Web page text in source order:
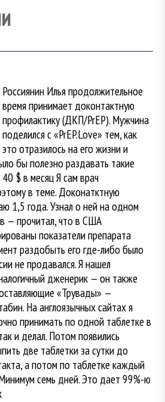
Россиянин Илья продолжительное
время принимает доконтактную
профилактику (ДКП/PrEP). Мужчина
поделился с «PrEP.Love» тем, как
это отразилось на его жизни и
бы полезно раздавать такие
$ в месяц Я сам врач
в теме. Доконатктную
1,5 года. Узнал о ней на одном
— прочитал, что в США
показатели препарата
раздобыть его где-либо было
не продавался. Я нашел
дженерик — он также
«Трувады» —
На англоязычных сайтах я
принимать по одной таблетке в
и делал. Потом появились
две таблетки за сутки до
а потом по таблетке каждый
семь дней. Это дает 99%-ю